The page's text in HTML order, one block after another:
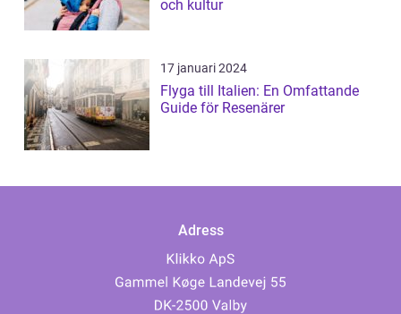
och kultur
17 januari 2024
Flyga till Italien: En Omfattande
Guide för Resenärer
Adress